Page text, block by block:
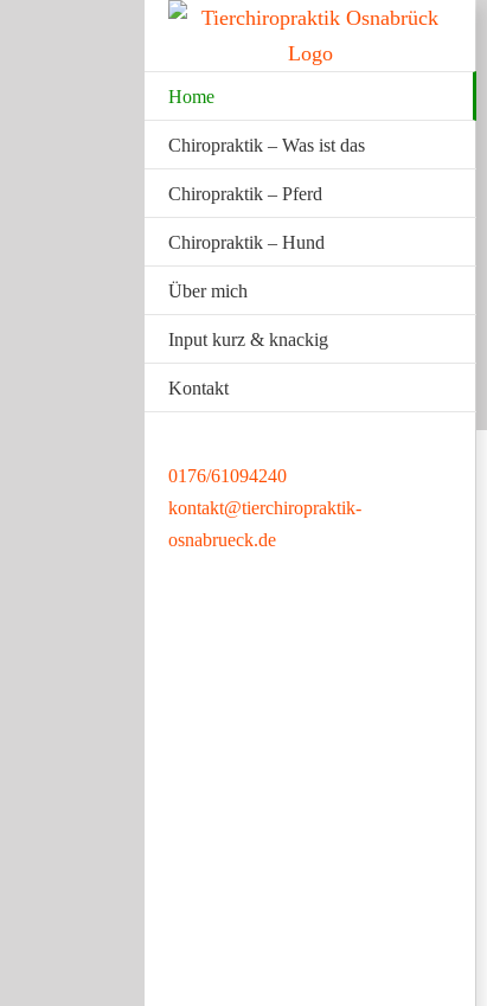
Home
Chiropraktik – Was ist das
Chiropraktik – Pferd
Chiropraktik – Hund
Über mich
Input kurz & knackig
Kontakt
0176/61094240
kontakt@tierchiropraktik-
osnabrueck.de